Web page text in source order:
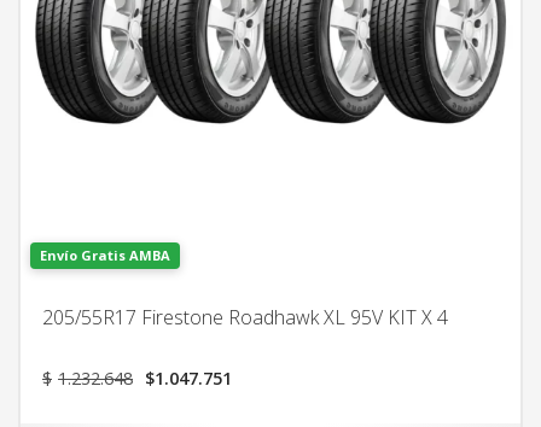
Envío Gratis AMBA
205/55R17 Firestone Roadhawk XL 95V KIT X 4
$ 1.232.648 El
$1.047.751